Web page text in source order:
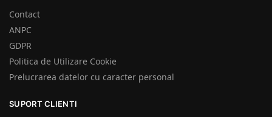
Contact
ANPC
GDPR
Politica de Utilizare Cookie
Prelucrarea datelor cu caracter personal
SUPORT CLIENTI